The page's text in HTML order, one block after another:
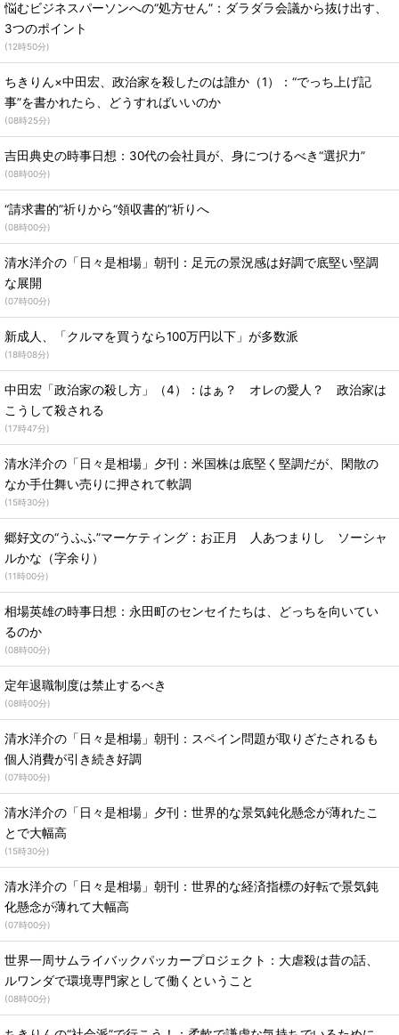
悩むビジネスパーソンへの“処方せん”：ダラダラ会議から抜け出す、
3つのポイント
(12時50分)
ちきりん×中田宏、政治家を殺したのは誰か（1）：“でっち上げ記
事”を書かれたら、どうすればいいのか
(08時25分)
吉田典史の時事日想：30代の会社員が、身につけるべき“選択力”
(08時00分)
“請求書的”祈りから“領収書的”祈りへ
(08時00分)
清水洋介の「日々是相場」朝刊：足元の景況感は好調で底堅い堅調
な展開
(07時00分)
新成人、「クルマを買うなら100万円以下」が多数派
(18時08分)
中田宏「政治家の殺し方」（4）：はぁ？ オレの愛人？ 政治家は
こうして殺される
(17時47分)
清水洋介の「日々是相場」夕刊：米国株は底堅く堅調だが、閑散の
なか手仕舞い売りに押されて軟調
(15時30分)
郷好文の“うふふ”マーケティング：お正月 人あつまりし ソーシャ
ルかな（字余り）
(11時00分)
相場英雄の時事日想：永田町のセンセイたちは、どっちを向いてい
るのか
(08時00分)
定年退職制度は禁止するべき
(08時00分)
清水洋介の「日々是相場」朝刊：スペイン問題が取りざたされるも
個人消費が引き続き好調
(07時00分)
清水洋介の「日々是相場」夕刊：世界的な景気鈍化懸念が薄れたこ
とで大幅高
(15時30分)
清水洋介の「日々是相場」朝刊：世界的な経済指標の好転で景気鈍
化懸念が薄れて大幅高
(07時00分)
世界一周サムライバックパッカープロジェクト：大虐殺は昔の話、
ルワンダで環境専門家として働くということ
(08時00分)